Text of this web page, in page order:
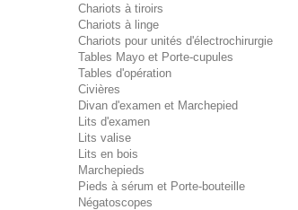
Chariots à tiroirs
Chariots à linge
Chariots pour unités d'électrochirurgie
Tables Mayo et Porte-cupules
Tables d'opération
Civières
Divan d'examen et Marchepied
Lits d'examen
Lits valise
Lits en bois
Marchepieds
Pieds à sérum et Porte-bouteille
Négatoscopes